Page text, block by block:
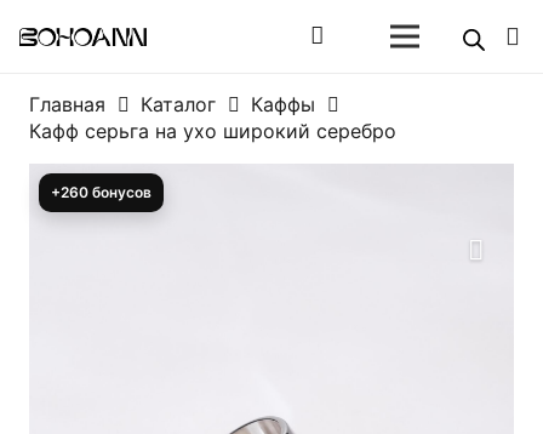
Главная Каталог
Каффы
Кафф серьга на ухо широкий серебро
+260 бонусов